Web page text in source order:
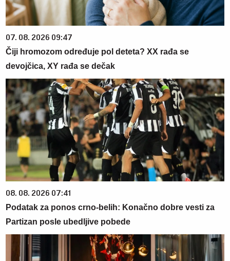
07. 08. 2026 09:47
Čiji hromozom određuje pol deteta? XX rađa se
devojčica, XY rađa se dečak
08. 08. 2026 07:41
Podatak za ponos crno-belih: Konačno dobre vesti za
Partizan posle ubedljive pobede